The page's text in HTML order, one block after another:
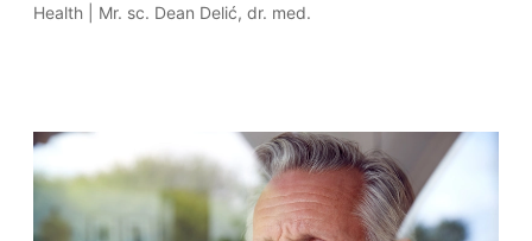
Health| Mr. sc. Dean Delić, dr. med.